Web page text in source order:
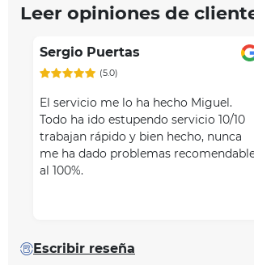
Item
Leer opiniones de
Sergio Puertas
(5.0)
El servicio me lo ha hecho Miguel.
Todo ha ido estupendo servicio 10/10
trabajan rápido y bien hecho, nunca
me ha dado problemas
al 100%.
Escribir reseña